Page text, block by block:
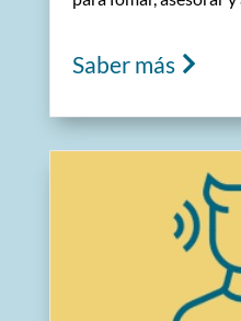
Saber más